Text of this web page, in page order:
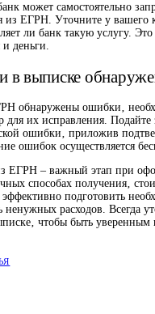
может самостоятельно
из ЕГРН. Уточните у вашего
ли банк такую услугу.
и деньги.
в выписке
обнаружены ошибки‚
для их исправления. Подайте
ошибки‚ приложив
ошибок осуществляется
ЕГРН – важный этап при
способах получения‚
подготовить
расходов. Всегда
чтобы быть уверенным